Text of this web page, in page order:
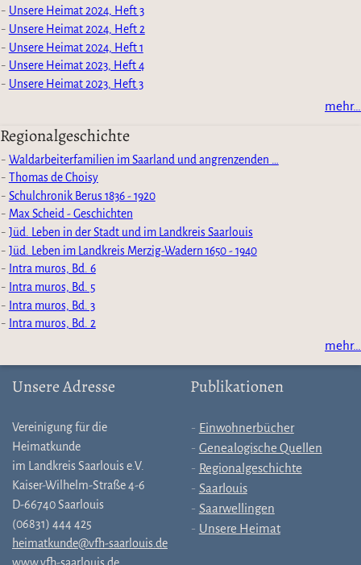
Unsere Heimat 2024, Heft 3
Unsere Heimat 2024, Heft 2
Unsere Heimat 2024, Heft 1
Unsere Heimat 2023, Heft 4
Unsere Heimat 2023, Heft 3
mehr…
Regionalgeschichte
Waldarbeiterfamilien im Saarland und angrenzenden …
Thomas de Choisy
Schulchronik Berus 1836 - 1920
Max Scheid - Geschichten
Jüd. Leben in der Stadt und im Landkreis Saarlouis
Jüd. Leben im Landkreis Merzig-Wadern 1650 - 1940
Intra muros, Bd. 6
Intra muros, Bd. 5
Intra muros, Bd. 3
Intra muros, Bd. 2
mehr…
Unsere Adresse
Vereinigung für die
Heimatkunde
im Landkreis Saarlouis e.V.
Kaiser-Wilhelm-Straße 4-6
D-66740 Saarlouis
(06831) 444 425
heimatkunde@vfh-saarlouis.de
Publikationen
Einwohnerbücher
Genealogische Quellen
Regionalgeschichte
Saarlouis
Saarwellingen
Unsere Heimat